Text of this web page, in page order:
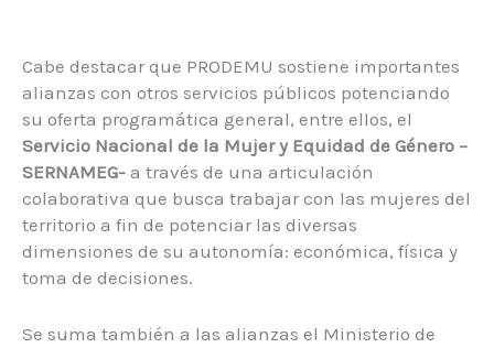
Cabe destacar que PRODEMU sostiene importantes
alianzas con otros servicios públicos potenciando
su oferta programática general, entre ellos, el
Servicio Nacional de la Mujer y Equidad de Género –
SERNAMEG- a través de una articulación
colaborativa que busca trabajar con las mujeres del
territorio a fin de potenciar las diversas
dimensiones de su autonomía: económica, física y
toma de decisiones.
Se suma también a las alianzas el Ministerio de